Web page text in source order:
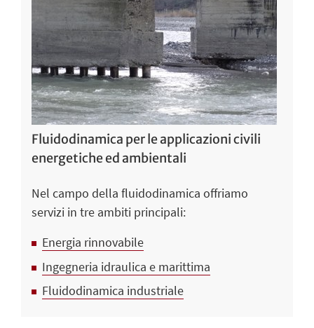
Fluidodinamica per le applicazioni civili
energetiche ed ambientali
Nel campo della fluidodinamica offriamo
servizi in tre ambiti principali:
Energia rinnovabile
Ingegneria idraulica e marittima
Fluidodinamica industriale